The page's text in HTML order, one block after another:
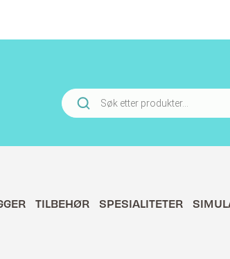
Products
search
TILBEHØR SPESIALITETER